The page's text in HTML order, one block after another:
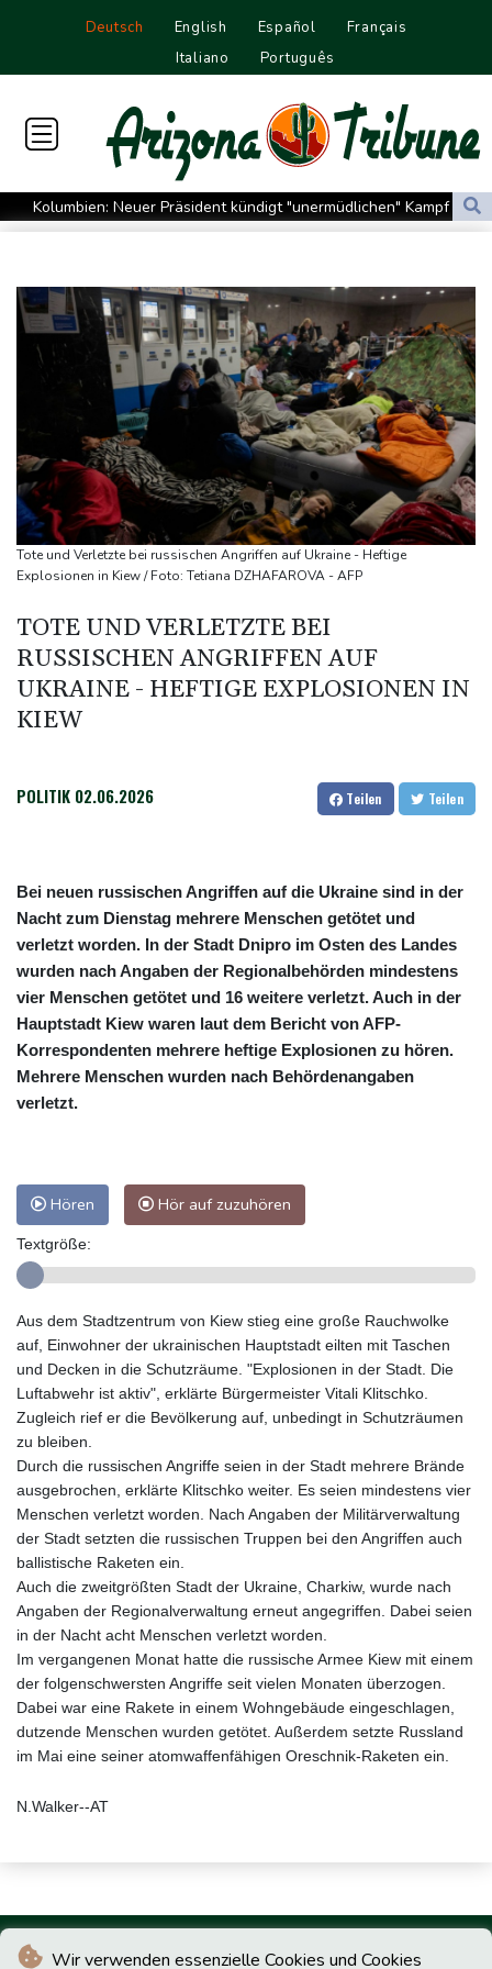
Wir verwenden essenzielle Cookies und Cookies
Deutsch English Español
Français
Italiano
Português
Kolumbien: Neuer Präsident kündigt "unermüdlichen" Kampf
gegen Drogengewalt an
Lastwagen
Trump spricht nach Ballsaal-Urteil von "nationaler Schande"
Abholzung im Amazonas auf niedrigstem Stand seit einem
Jahrzehnt
Frei: Über Beteiligung an AfD-Regierung entscheidet nicht CDU
in Sachsen-Anhalt
US-Senat stimmt für umfassendes Sanktionspaket gegen
Russland
"Rente mit 63": Unionsfraktionschef Frei offen für Härtefall- und
Übergangslösungen
Falschinformationen
Rechter Hardliner De la Espriella als Kolumbiens Präsident
vereidigt
Infantino erhält Unterstützung aus Südamerika
Tote und Verletzte bei russischen Angriffen auf Ukraine - Heftige
Explosionen in Kiew / Foto: Tetiana DZHAFAROVA - AFP
TOTE UND VERLETZTE BEI
RUSSISCHEN ANGRIFFEN AUF
UKRAINE - HEFTIGE EXPLOSIONEN IN
KIEW
POLITIK 02.06.2026 Teilen Teilen
Bei neuen russischen Angriffen auf die Ukraine sind in der
Nacht zum Dienstag mehrere Menschen getötet und
verletzt worden. In der Stadt Dnipro im Osten des Landes
wurden nach Angaben der Regionalbehörden mindestens
vier Menschen getötet und 16 weitere verletzt. Auch in der
Hauptstadt Kiew waren laut dem Bericht von AFP-
Korrespondenten mehrere heftige Explosionen zu hören.
Mehrere Menschen wurden nach Behördenangaben
verletzt.
Hören Hör auf zuzuhören
Textgröße:
Aus dem Stadtzentrum von Kiew stieg eine große Rauchwolke
auf, Einwohner der ukrainischen Hauptstadt eilten mit Taschen
und Decken in die Schutzräume. "Explosionen in der Stadt. Die
Luftabwehr ist aktiv", erklärte Bürgermeister Vitali Klitschko.
Zugleich rief er die Bevölkerung auf, unbedingt in Schutzräumen
zu bleiben.
Durch die russischen Angriffe seien in der Stadt mehrere Brände
ausgebrochen, erklärte Klitschko weiter. Es seien mindestens vier
Menschen verletzt worden. Nach Angaben der Militärverwaltung
der Stadt setzten die russischen Truppen bei den Angriffen auch
ballistische Raketen ein.
Auch die zweitgrößten Stadt der Ukraine, Charkiw, wurde nach
Angaben der Regionalverwaltung erneut angegriffen. Dabei seien
in der Nacht acht Menschen verletzt worden.
Im vergangenen Monat hatte die russische Armee Kiew mit einem
der folgenschwersten Angriffe seit vielen Monaten überzogen.
Dabei war eine Rakete in einem Wohngebäude eingeschlagen,
dutzende Menschen wurden getötet. Außerdem setzte Russland
im Mai eine seiner atomwaffenfähigen Oreschnik-Raketen ein.
N.Walker--AT